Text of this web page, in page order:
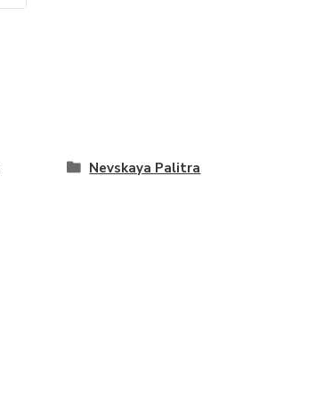
Nevskaya Palitra